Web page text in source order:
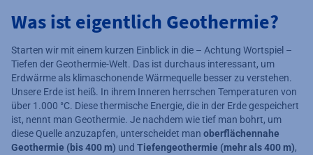
Was ist eigentlich Geothermie?
Starten wir mit einem kurzen Einblick in die – Achtung Wortspiel –
Tiefen der Geothermie-Welt. Das ist durchaus interessant, um
Erdwärme als klimaschonende Wärmequelle besser zu verstehen.
Unsere Erde ist heiß. In ihrem Inneren herrschen Temperaturen von
über 1.000 °C. Diese thermische Energie, die in der Erde gespeichert
ist, nennt man Geothermie. Je nachdem wie tief man bohrt, um
diese Quelle anzuzapfen, unterscheidet man oberflächennahe
Geothermie (bis 400 m) und Tiefengeothermie (mehr als 400 m),